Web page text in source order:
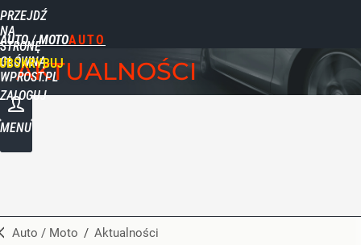
PRZEJDŹ
NA
STRONĘ
GŁÓWNĄ
WPROST.PL
AUTO / MOTO
ZALOGUJ
MENU
AKTUALNOŚCI
Auto / Moto / Aktualności